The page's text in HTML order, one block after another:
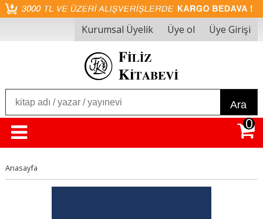
Kurumsal Üyelik Üye ol Üye Girişi
Ara
0
Anasayfa